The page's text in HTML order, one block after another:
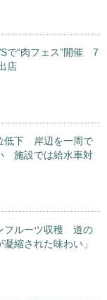
で“肉フェス”開催 7
店
低下 岸辺を一周で
施設では給水車対
フルーツ収穫 道の
縮された味わい」